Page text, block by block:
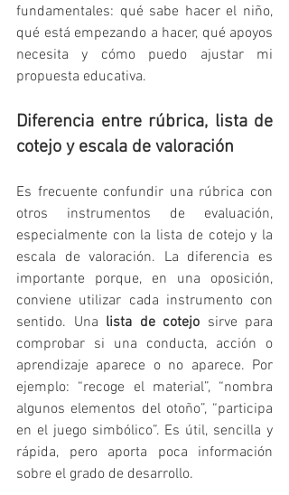
fundamentales: qué sabe hacer el niño,
qué está empezando a hacer, qué apoyos
necesita y cómo puedo ajustar mi
propuesta educativa.
Diferencia entre rúbrica, lista de
cotejo y escala de valoración
Es frecuente confundir una rúbrica con
otros instrumentos de evaluación,
especialmente con la lista de cotejo y la
escala de valoración. La diferencia es
importante porque, en una oposición,
conviene utilizar cada instrumento con
sentido. Una lista de cotejo sirve para
comprobar si una conducta, acción o
aprendizaje aparece o no aparece. Por
ejemplo: “recoge el material”, “nombra
algunos elementos del otoño”, “participa
en el juego simbólico”. Es útil, sencilla y
rápida, pero aporta poca información
sobre el grado de desarrollo.